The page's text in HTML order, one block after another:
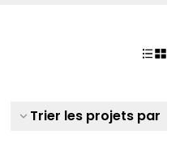
Trier les projets par